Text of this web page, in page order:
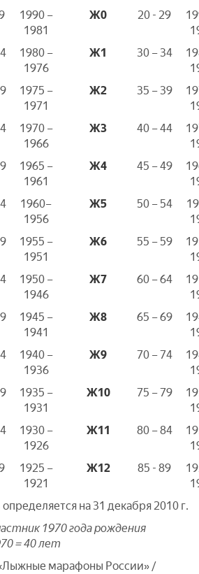
1990 –
1981
Ж0 20 - 29
1980 –
1976
Ж1 30 – 34
1975 –
1971
Ж2 35 – 39
1970 –
1966
Ж3 40 – 44
1965 –
1961
Ж4 45 – 49
1960–
1956
Ж5 50 – 54
1955 –
1951
Ж6 55 – 59
1950 –
1946
Ж7 60 – 64
1945 –
1941
Ж8 65 – 69
1940 –
1936
Ж9 70 – 74
1935 –
1931
Ж10 75 – 79
1930 –
1926
Ж11 80 – 84
1925 –
1921
Ж12 85 - 89
на 31 декабря 2010 г.
1970 года рождения
= 40 лет
марафоны России» /